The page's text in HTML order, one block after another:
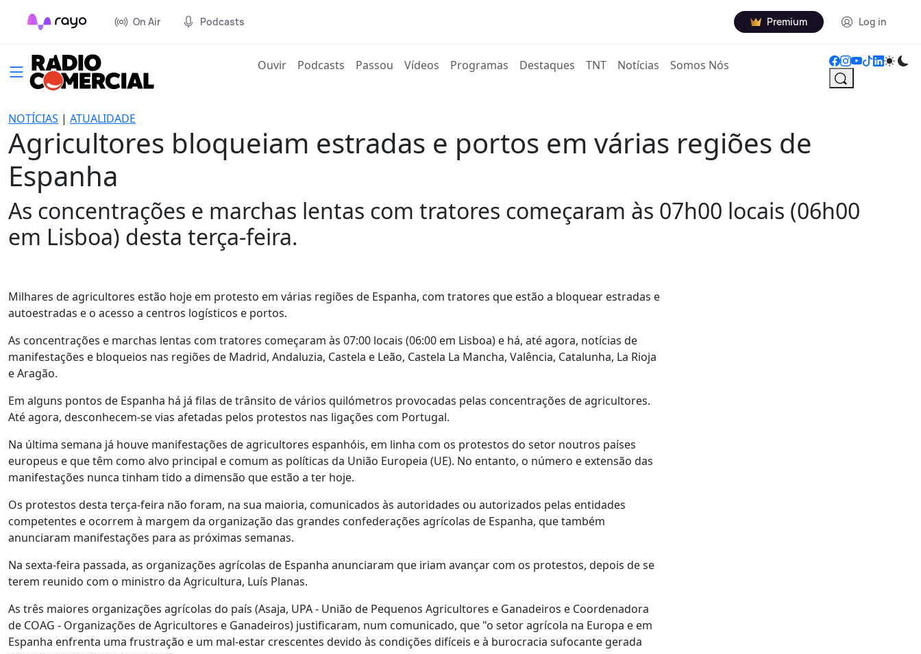
On Air Podcasts Premium Log in
Ouvir(current)
Podcasts Passou Vídeos Programas Destaques TNT Notícias Somos Nós
NOTÍCIAS | ATUALIDADE
Agricultores bloqueiam estradas e portos em várias regiões de
Espanha
As concentrações e marchas lentas com tratores começaram às 07h00 locais (06h00
em Lisboa) desta terça-feira.
Milhares de agricultores estão hoje em protesto em várias regiões de Espanha, com tratores que estão a bloquear estradas e
autoestradas e o acesso a centros logísticos e portos.
As concentrações e marchas lentas com tratores começaram às 07:00 locais (06:00 em Lisboa) e há, até agora, notícias de
manifestações e bloqueios nas regiões de Madrid, Andaluzia, Castela e Leão, Castela La Mancha, Valência, Catalunha, La Rioja
e Aragão.
Em alguns pontos de Espanha há já filas de trânsito de vários quilómetros provocadas pelas concentrações de agricultores.
Até agora, desconhecem-se vias afetadas pelos protestos nas ligações com Portugal.
Na última semana já houve manifestações de agricultores espanhóis, em linha com os protestos do setor noutros países
europeus e que têm como alvo principal e comum as políticas da União Europeia (UE). No entanto, o número e extensão das
manifestações nunca tinham tido a dimensão que estão a ter hoje.
Os protestos desta terça-feira não foram, na sua maioria, comunicados às autoridades ou autorizados pelas entidades
competentes e ocorrem à margem da organização das grandes confederações agrícolas de Espanha, que também
anunciaram manifestações para as próximas semanas.
Na sexta-feira passada, as organizações agrícolas de Espanha anunciaram que iriam avançar com os protestos, depois de se
terem reunido com o ministro da Agricultura, Luís Planas.
As três maiores organizações agrícolas do país (Asaja, UPA - União de Pequenos Agricultores e Ganadeiros e Coordenadora
de COAG - Organizações de Agricultores e Ganadeiros) justificaram, num comunicado, que "o setor agrícola na Europa e em
Espanha enfrenta uma frustração e um mal-estar crescentes devido às condições difíceis e à burocracia sufocante gerada